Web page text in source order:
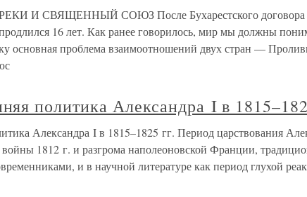
И СВЯЩЕННЫЙ СОЮЗ После Бухарестского договора
16 лет. Как ранее говорилось, мир мы должны
основная проблема взаимоотношений двух стран —
политика Александра I в
Александра I в 1815–1825 гг. Период царствования
1812 г. и разгрома наполеоновской Франции,
и в научной литературе как период глухой